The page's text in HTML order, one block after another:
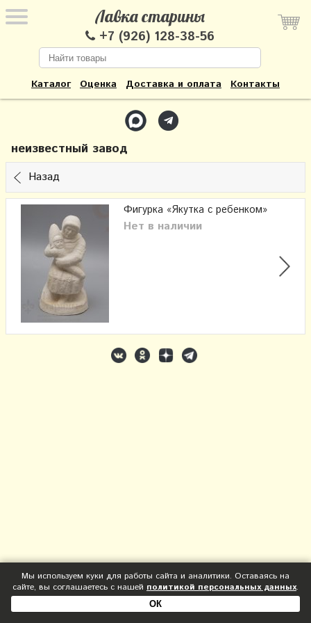
Лавка старины
+7 (926) 128-38-56
Каталог Оценка Доставка и оплата Контакты
неизвестный завод
Назад
Фигурка «Якутка с ребенком»
Нет в наличии
Мы используем куки для работы сайта и аналитики. Оставаясь на
сайте, вы соглашаетесь с нашей политикой персональных данных.
ОК